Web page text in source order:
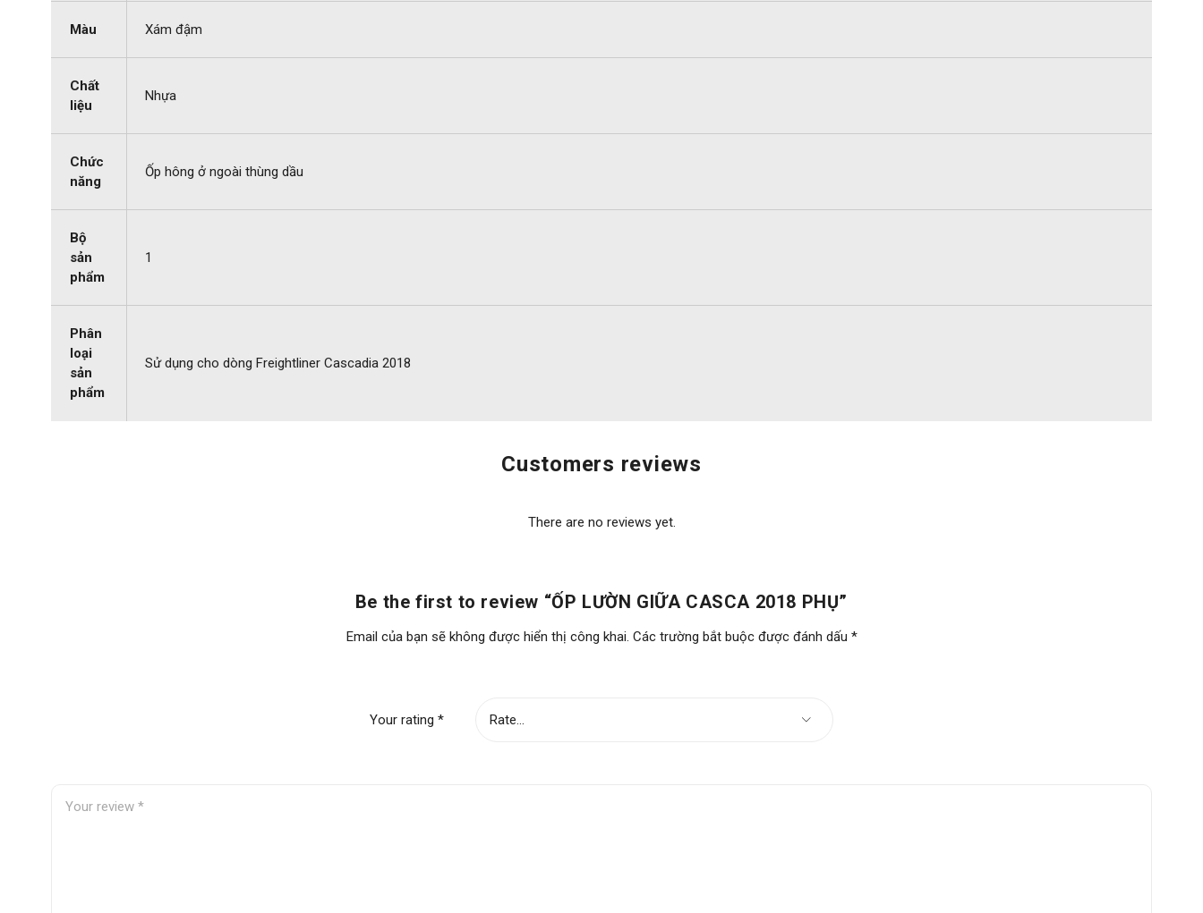
Màu Xám đậm
Chất
liệu
Nhựa
Chức
năng
Ốp hông ở ngoài thùng dầu
Bộ
sản
phẩm
1
Phân
loại
sản
phẩm
Sử dụng cho dòng Freightliner Cascadia 2018
Customers reviews
There are no reviews yet.
Be the first to review “ỐP LƯỜN GIỮA CASCA 2018 PHỤ”
Email của bạn sẽ không được hiển thị công khai. Các trường bắt buộc được đánh dấu *
Your rating *